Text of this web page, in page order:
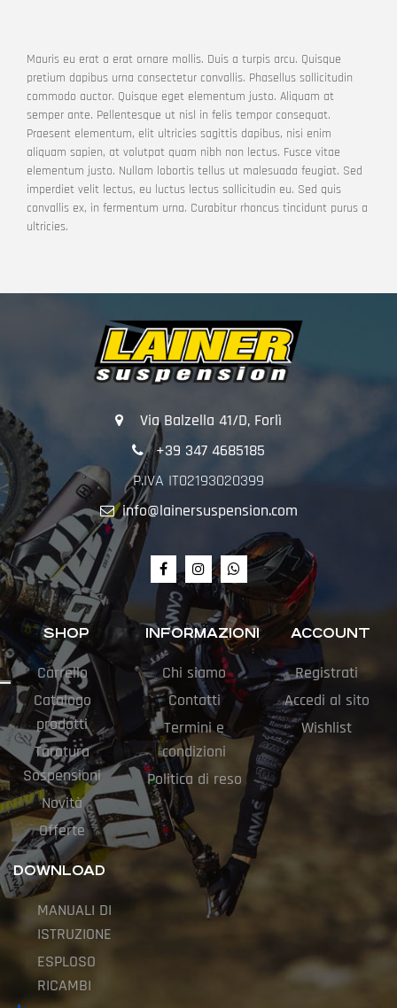
Mauris eu erat a erat ornare mollis. Duis a turpis arcu. Quisque
pretium dapibus urna consectetur convallis. Phasellus sollicitudin
commodo auctor. Quisque eget elementum justo. Aliquam at
semper ante. Pellentesque ut nisl in felis tempor consequat.
Praesent elementum, elit ultricies sagittis dapibus, nisi enim
aliquam sapien, at volutpat quam nibh non lectus. Fusce vitae
elementum justo. Nullam lobortis tellus ut malesuada feugiat. Sed
imperdiet velit lectus, eu luctus lectus sollicitudin eu. Sed quis
convallis ex, in fermentum urna. Curabitur rhoncus tincidunt purus a
ultricies.
Via Balzella 41/D, Forlì
+39 347 4685185
P.IVA IT02193020399
info@lainersuspension.com
SHOP
Carrello
Catalogo
prodotti
Taratura
Sospensioni
Novità
Offerte
INFORMAZIONI
Chi siamo
Contatti
Termini e
condizioni
Politica di reso
ACCOUNT
Registrati
Accedi al sito
Wishlist
DOWNLOAD
MANUALI DI
ISTRUZIONE
ESPLOSO
RICAMBI